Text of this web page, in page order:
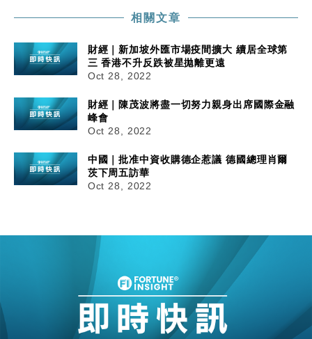
相關文章
財經｜新加坡外匯市場疫間擴大 續居全球第
三 香港不升反跌被星拋離更遠
Oct 28, 2022
財經｜陳茂波將盡一切努力親身出席國際金融
峰會
Oct 28, 2022
中國｜批准中資收購德企惹議 德國總理肖爾
茨下周五訪華
Oct 28, 2022